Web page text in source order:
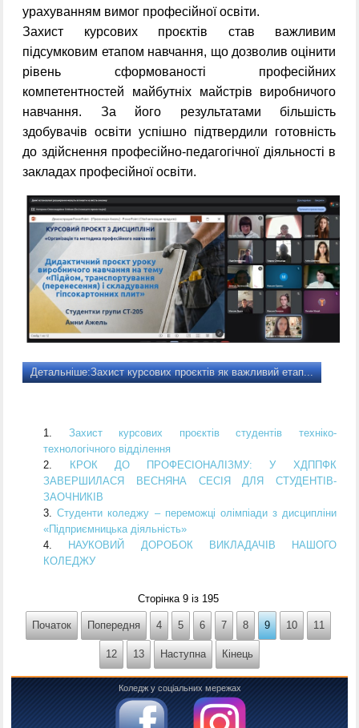
урахуванням вимог професійної освіти.
Захист курсових проєктів став важливим
підсумковим етапом навчання, що дозволив оцінити
рівень сформованості професійних
компетентностей майбутніх майстрів виробничого
навчання. За його результатами більшість
здобувачів освіти успішно підтвердили готовність
до здійснення професійно-педагогічної діяльності в
закладах професійної освіти.
Детальніше:Захист курсових проєктів як важливий етап...
Захист курсових проєктів студентів техніко-
технологічного відділення
КРОК ДО ПРОФЕСІОНАЛІЗМУ: У ХДППФК
ЗАВЕРШИЛАСЯ ВЕСНЯНА СЕСІЯ ДЛЯ СТУДЕНТІВ-
ЗАОЧНИКІВ
Студенти коледжу – переможці олімпіади з дисципліни
«Підприємницька діяльність»
НАУКОВИЙ ДОРОБОК ВИКЛАДАЧІВ НАШОГО
КОЛЕДЖУ
Сторінка 9 із 195
Початок Попередня 4 5 6 7 8 9 10 11
12 13 Наступна Кінець
Коледж у соціальних мережах